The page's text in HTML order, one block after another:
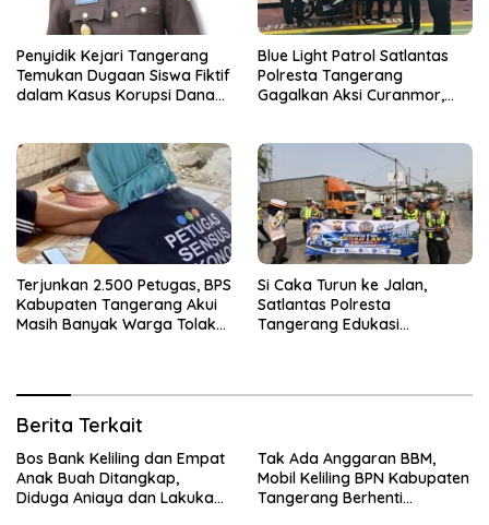
Penyidik Kejari Tangerang
Temukan Dugaan Siswa Fiktif
dalam Kasus Korupsi Dana
Blue Light Patrol Satlantas
Polresta Tangerang
Gagalkan Aksi Curanmor,
Terjunkan 2.500 Petugas, BPS
Kabupaten Tangerang Akui
Masih Banyak Warga Tolak
Si Caka Turun ke Jalan,
Satlantas Polresta
Tangerang Edukasi
Berita Terkait
Bos Bank Keliling dan Empat
Anak Buah Ditangkap,
Diduga Aniaya dan Lakukan
Tak Ada Anggaran BBM,
Mobil Keliling BPN Kabupaten
Tangerang Berhenti